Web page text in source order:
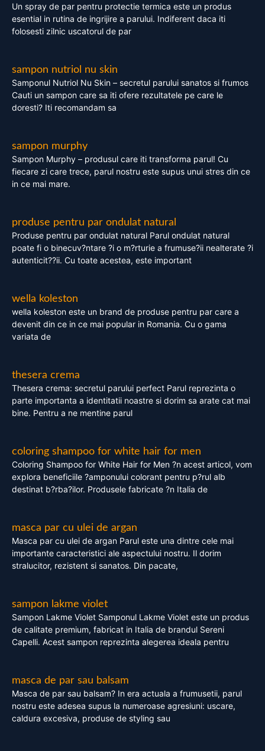
Un spray de par pentru protectie termica este un produs
esential in rutina de ingrijire a parului. Indiferent daca iti
folosesti zilnic uscatorul de par
sampon nutriol nu skin
Samponul Nutriol Nu Skin – secretul parului sanatos si frumos
Cauti un sampon care sa iti ofere rezultatele pe care le
doresti? Iti recomandam sa
sampon murphy
Sampon Murphy – produsul care iti transforma parul! Cu
fiecare zi care trece, parul nostru este supus unui stres din ce
in ce mai mare.
produse pentru par ondulat natural
Produse pentru par ondulat natural Parul ondulat natural
poate fi o binecuv?ntare ?i o m?rturie a frumuse?ii nealterate ?i
autenticit??ii. Cu toate acestea, este important
wella koleston
wella koleston este un brand de produse pentru par care a
devenit din ce in ce mai popular in Romania. Cu o gama
variata de
thesera crema
Thesera crema: secretul parului perfect Parul reprezinta o
parte importanta a identitatii noastre si dorim sa arate cat mai
bine. Pentru a ne mentine parul
coloring shampoo for white hair for men
Coloring Shampoo for White Hair for Men ?n acest articol, vom
explora beneficiile ?amponului colorant pentru p?rul alb
destinat b?rba?ilor. Produsele fabricate ?n Italia de
masca par cu ulei de argan
Masca par cu ulei de argan Parul este una dintre cele mai
importante caracteristici ale aspectului nostru. Il dorim
stralucitor, rezistent si sanatos. Din pacate,
sampon lakme violet
Sampon Lakme Violet Samponul Lakme Violet este un produs
de calitate premium, fabricat in Italia de brandul Sereni
Capelli. Acest sampon reprezinta alegerea ideala pentru
masca de par sau balsam
Masca de par sau balsam? In era actuala a frumusetii, parul
nostru este adesea supus la numeroase agresiuni: uscare,
caldura excesiva, produse de styling sau